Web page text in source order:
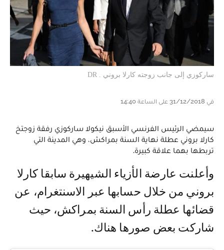
ساركوزي إلى جانب زوجته كارلا بروني . DR
في 31/12/2018 على الساعة 14:40
سيمضي الرئيس الفرنسي الأسبق نيكولا ساركوزي رفقة زوجتخ
كارلا بروني عطلة نهاية السنة بمراكش، وهي المدينة التي
تربطها بهما علاقة كبيرة.
وأعلنت عارضة الأزياء الشيهيرة سابقا كارلا
بروني من خلال حسابها عبر الاسنتغرام، عن
قضائها عطلة رأس السنة بمراكش، حيث
شاركت بعض صورها هناك.